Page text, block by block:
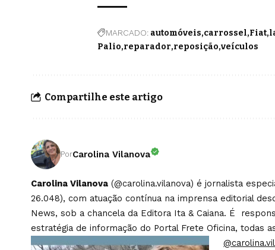
MARCADO: automóveis carrossel Fiat
Palio reparador reposição veículos
Compartilhe este artigo
PorCarolina Vilanova
Carolina Vilanova (@carolina.vilanova) é jornalista
26.048), com atuação contínua na imprensa editorial
News, sob a chancela da Editora Ita & Caiana. É
estratégia de informação do Portal Frete Oficina, todas